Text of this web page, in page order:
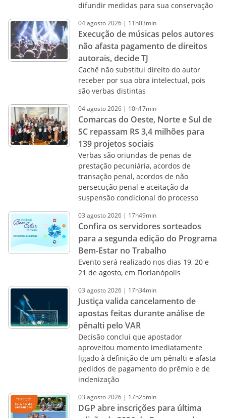
difundir medidas para sua conservação
04agosto2026 | 11h03min
Execução de músicas pelos autores
não afasta pagamento de direitos
autorais, decide TJ
Cachê não substitui direito do autor
receber por sua obra intelectual, pois
são verbas distintas
04agosto2026 | 10h17min
Comarcas do Oeste, Norte e Sul de
SC repassam R$ 3,4 milhões para
139 projetos sociais
Verbas são oriundas de penas de
prestação pecuniária, acordos de
transação penal, acordos de não
persecução penal e aceitação da
suspensão condicional do processo
03 agosto2026 | 17h49min
Confira os servidores sorteados
para a segunda edição do Programa
Bem-Estar no Trabalho
Evento será realizado nos dias 19, 20 e
21 de agosto, em Florianópolis
03 agosto2026 | 17h34min
Justiça valida cancelamento de
apostas feitas durante análise de
pênalti pelo VAR
Decisão conclui que apostador
aproveitou momento imediatamente
ligado à definição de um pênalti e afasta
pedidos de pagamento do prêmio e de
indenização
03 agosto2026 | 17h25min
DGP abre inscrições para última